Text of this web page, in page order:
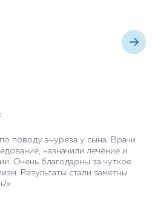
поводу энуреза у сына. Врачи
назначили лечение и
Очень благодарны за чуткое
Результаты стали заметны